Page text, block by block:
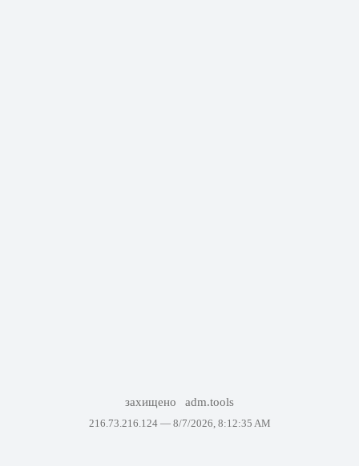
захищено adm.tools
216.73.216.124 — 8/7/2026, 8:12:35 AM